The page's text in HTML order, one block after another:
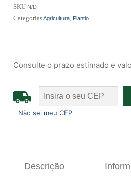
SKU N/D
CategoriasAgricultura, Plantio
Consulte o prazo estimado e
Não sei meu CEP
Descrição